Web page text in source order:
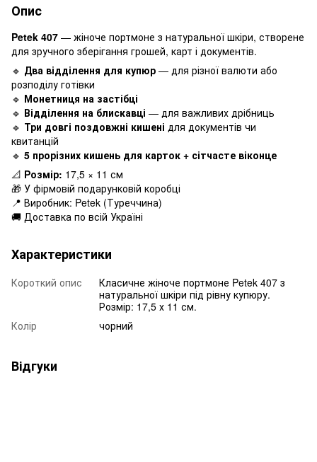
Опис
Petek 407 — жіноче портмоне з натуральної шкіри, створене
для зручного зберігання грошей, карт і документів.
🔹 Два відділення для купюр — для різної валюти або
розподілу готівки
🔹 Монетниця на застібці
🔹 Відділення на блискавці — для важливих дрібниць
🔹 Три довгі поздовжні кишені для документів чи
квитанцій
🔹 5 прорізних кишень для карток + сітчасте віконце
📐 Розмір: 17,5 × 11 см
🎁 У фірмовій подарунковій коробці
📍 Виробник: Petek (Туреччина)
🚚 Доставка по всій Україні
Характеристики
Короткий опис
Класичне жіноче портмоне Petek 407 з
натуральної шкіри під рівну купюру.
Розмір: 17,5 х 11 см.
Колір
чорний
Відгуки